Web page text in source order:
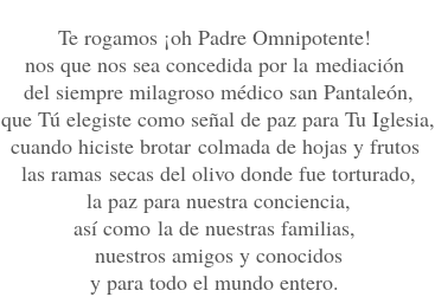
Te rogamos ¡oh Padre Omnipotente!
nos que nos sea concedida por la mediación
del siempre milagroso médico san Pantaleón,
que Tú elegiste como señal de paz para Tu Iglesia,
cuando hiciste brotar colmada de hojas y frutos
las ramas secas del olivo donde fue torturado,
la paz para nuestra conciencia,
así como la de nuestras familias,
nuestros amigos y conocidos
y para todo el mundo entero.